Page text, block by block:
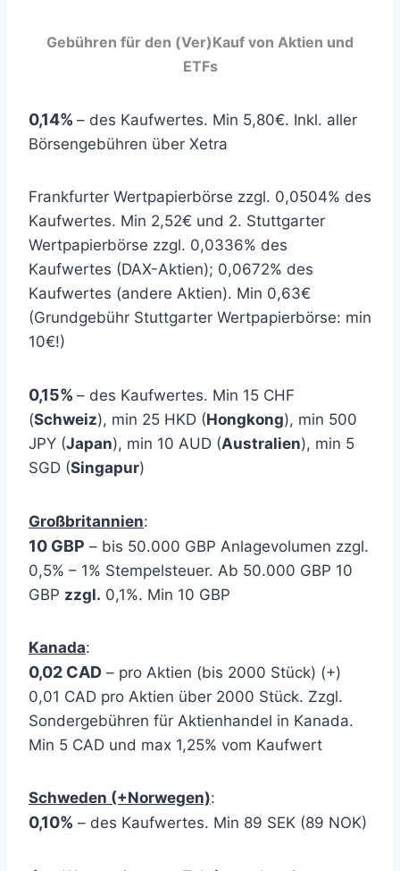
Gebühren für den (Ver)Kauf von Aktien und
ETFs
0,14% – des Kaufwertes. Min 5,80€. Inkl. aller
Börsengebühren über Xetra
Frankfurter Wertpapierbörse zzgl. 0,0504% des
Kaufwertes. Min 2,52€ und 2. Stuttgarter
Wertpapierbörse zzgl. 0,0336% des
Kaufwertes (DAX-Aktien); 0,0672% des
Kaufwertes (andere Aktien). Min 0,63€
(Grundgebühr Stuttgarter Wertpapierbörse: min
10€!)
0,15% – des Kaufwertes. Min 15 CHF
(Schweiz), min 25 HKD (Hongkong), min 500
JPY (Japan), min 10 AUD (Australien), min 5
SGD (Singapur)
Großbritannien:
10 GBP – bis 50.000 GBP Anlagevolumen zzgl.
0,5% – 1% Stempelsteuer. Ab 50.000 GBP 10
GBP zzgl. 0,1%. Min 10 GBP
Kanada:
0,02 CAD – pro Aktien (bis 2000 Stück) (+)
0,01 CAD pro Aktien über 2000 Stück. Zzgl.
Sondergebühren für Aktienhandel in Kanada.
Min 5 CAD und max 1,25% vom Kaufwert
Schweden (+Norwegen):
0,10% – des Kaufwertes. Min 89 SEK (89 NOK)